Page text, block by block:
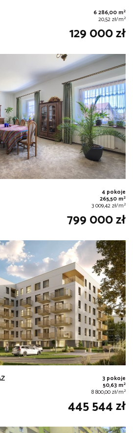
6 286,00 m2
20,52 zł/m2
129 000 zł
4 pokoje
265,50 m2
3 009,42 zł/m2
799 000 zł
3 pokoje
50,63 m2
8 800,00 zł/m2
445 544 zł